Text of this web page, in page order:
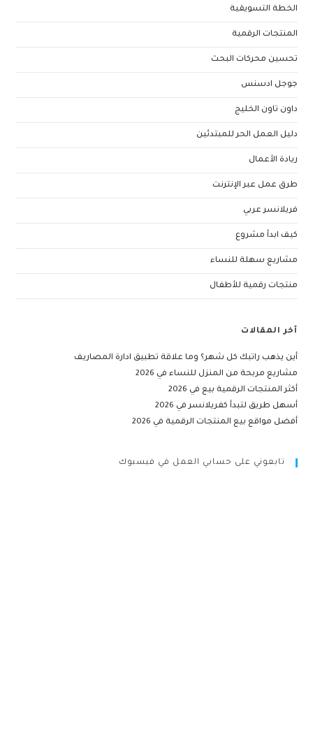
الخطة التسويقية
المنتجات الرقمية
تحسين محركات البحث
جوجل ادسنس
داون تاون الخليج
دليل العمل الحر للمبتدئين
ريادة الأعمال
طرق عمل عبر الإنترنت
فريلانسر عربي
كيف ابدأ مشروع
مشاريع سهلة للنساء
منتجات رقمية للأطفال
آخر المقالات
أين يذهب راتبك كل شهر؟ وما علاقة تطبيق ادارة المصاريف
مشاريع مربحة من المنزل للنساء في 2026
أكثر المنتجات الرقمية بيع في 2026
أسهل طريق لتبدأ كفريلانسر في 2026
أفضل مواقع بيع المنتجات الرقمية في 2026
تابعوني على حسابي العمل في فيسبوك